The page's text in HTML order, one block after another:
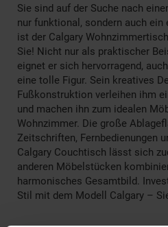
Sie sind auf der Suche nach
nur funktional, sondern auch ein
ist der Calgary
Sie! Nicht nur als praktischer
eignet er sich hervorragend,
eine tolle Figur. Sein kreatives
Fußkonstruktion verleihen ihm
und machen ihn zum idealen
Wohnzimmer. Die große
Zeitschriften, Fernbedienungen
Calgary Couchtisch lässt sich
anderen Möbelstücken
harmonisches Gesamtbild.
Stil mit dem Modell Calgary –